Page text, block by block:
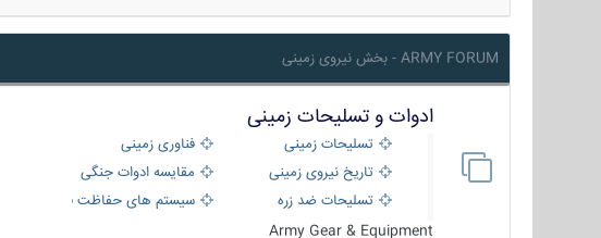
ARMY FORUM - بخش نیروی زمینی
ادوات و تسلیحات زمینی
تسلیحات زمینی
فناوری زمینی
تاریخ نیروی زمینی
مقایسه ادوات جنگی
تسلیحات ضد زره
سیستم های حفاظت فعال
Army Gear & Equipment